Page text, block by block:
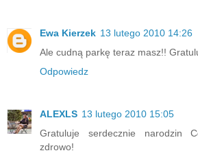
Ewa Kierzek 13 lutego 2010 14:26
Ale cudną parkę teraz masz!!
Odpowiedz
ALEXLS 13 lutego 2010 15:05
Gratuluje serdecznie narodzin
zdrowo!